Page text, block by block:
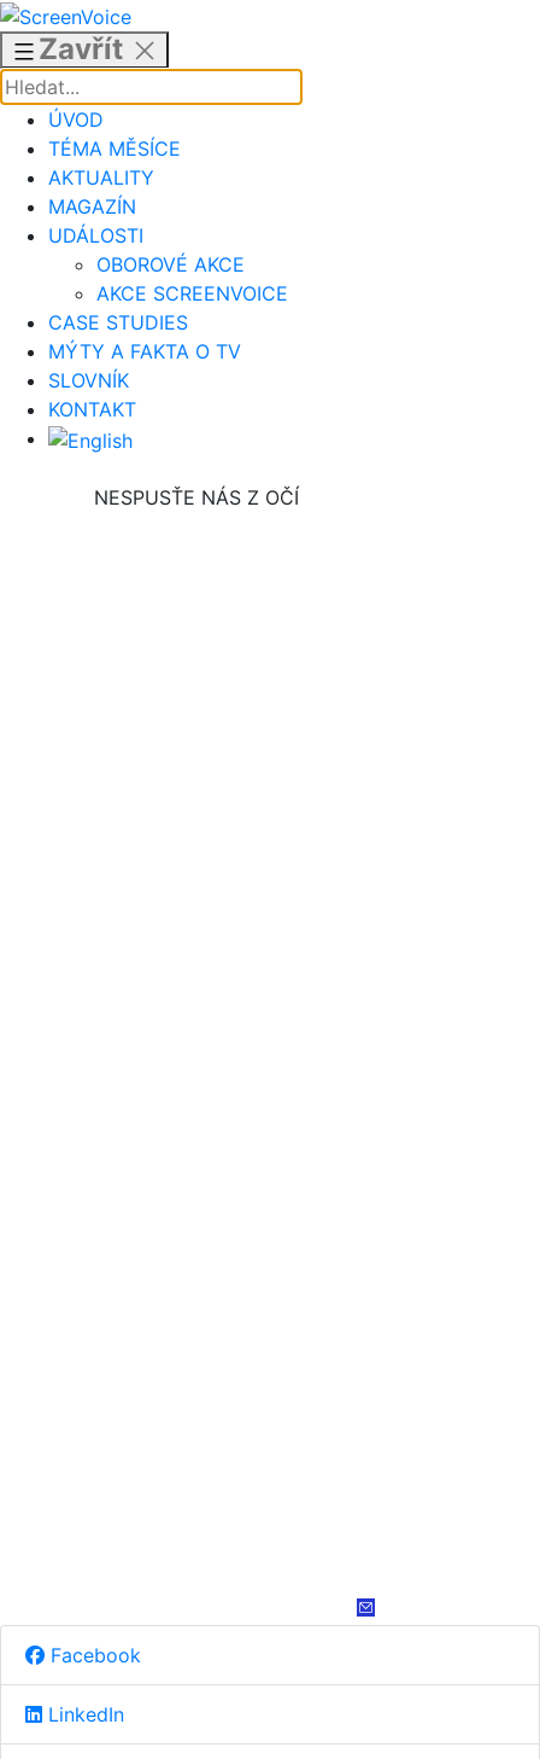
Přejít
obsahu
Zavřít
ÚVOD
TÉMA MĚSÍCE
AKTUALITY
MAGAZÍN
UDÁLOSTI
OBOROVÉ AKCE
AKCE SCREENVOICE
CASE STUDIES
MÝTY A FAKTA O TV
SLOVNÍK
KONTAKT
NESPUSŤE NÁS Z OČÍ
Facebook
LinkedIn